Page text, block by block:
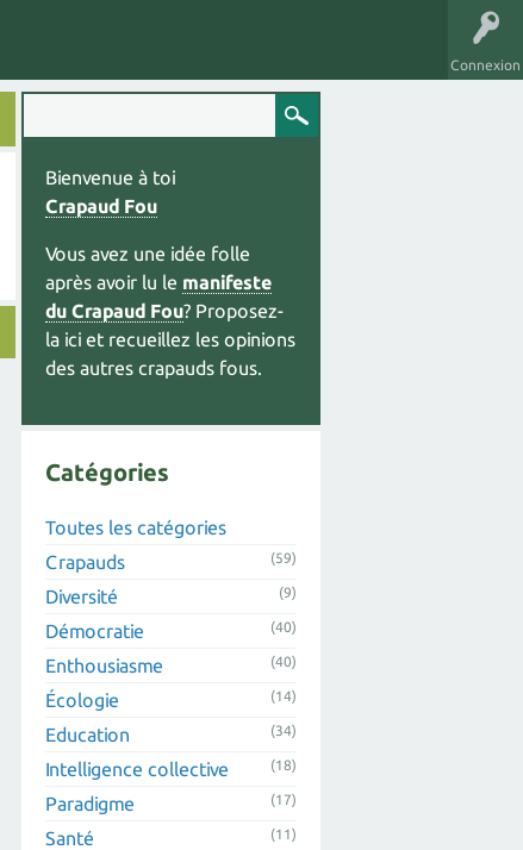
Connexion
Bienvenue à toi
Crapaud Fou
Vous avez une idée folle
après avoir lu le manifeste
du Crapaud Fou? Proposez-
la ici et recueillez les opinions
des autres crapauds fous.
Catégories
Toutes les catégories
Crapauds
(59)
Diversité (9)
Démocratie (40)
Enthousiasme (40)
Écologie (14)
Education (34)
Intelligence collective (18)
Paradigme (17)
Santé (11)